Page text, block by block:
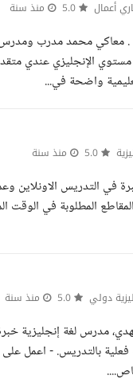
أعمال منذ سنة
. معاكي محمد مدرب ومدرس
واضحة في...
منذ سنة
في التدريس الاونلاين
المطلوبة في الوقت
دولي منذ سنة